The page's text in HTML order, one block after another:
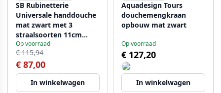
SB Rubinetterie
Universale handdouche
mat zwart met 3
straalsoorten 11cm
1208954616
Op voorraad
€ 115,94
€ 87,00
In winkelwagen
Aquadesign Tours
douchemengkraan
opbouw mat zwart
Op voorraad
€ 127,20
In winkelwagen